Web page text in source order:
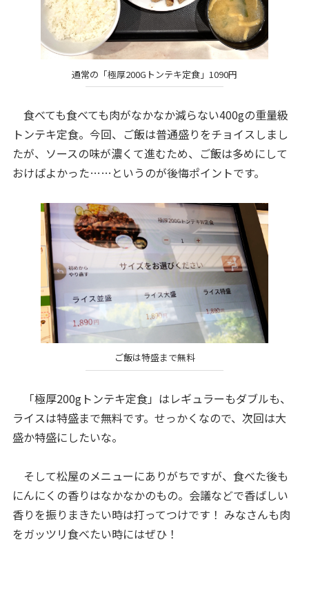
通常の「極厚200Gトンテキ定食」1090円
食べても食べても肉がなかなか減らない400gの重量級
トンテキ定食。今回、ご飯は普通盛りをチョイスしまし
たが、ソースの味が濃くて進むため、ご飯は多めにして
おけばよかった……というのが後悔ポイントです。
ご飯は特盛まで無料
「極厚200gトンテキ定食」はレギュラーもダブルも、
ライスは特盛まで無料です。せっかくなので、次回は大
盛か特盛にしたいな。
そして松屋のメニューにありがちですが、食べた後も
にんにくの香りはなかなかのもの。会議などで香ばしい
香りを振りまきたい時は打ってつけです！ みなさんも肉
をガッツリ食べたい時にはぜひ！